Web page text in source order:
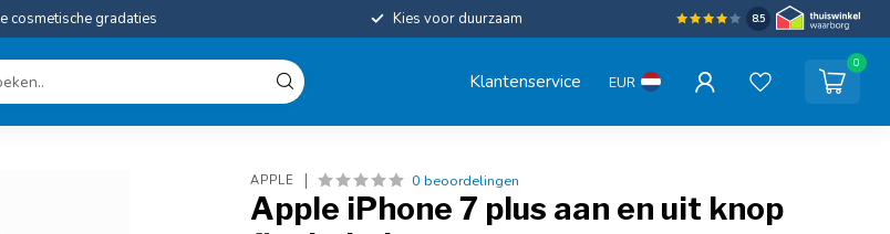
cosmetische gradaties Kies voor duurzaam 8.5
Klantenservice EUR
0
APPLE 0 beoordelingen
Apple iPhone 7 plus aan en uit knop